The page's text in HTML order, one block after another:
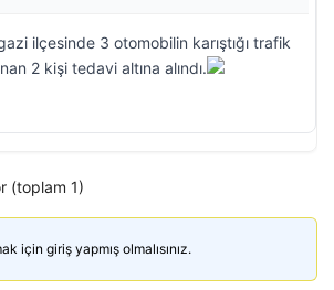
ilçesinde 3 otomobilin karıştığı trafik
2 kişi tedavi altına alındı.
(toplam 1)
için giriş yapmış olmalısınız.